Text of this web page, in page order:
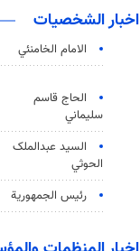
اخبار الشخصيات
الامام الخامنئي
الحاج قاسم
سليماني
السید عبدالملک
الحوثي
رئيس الجمهورية